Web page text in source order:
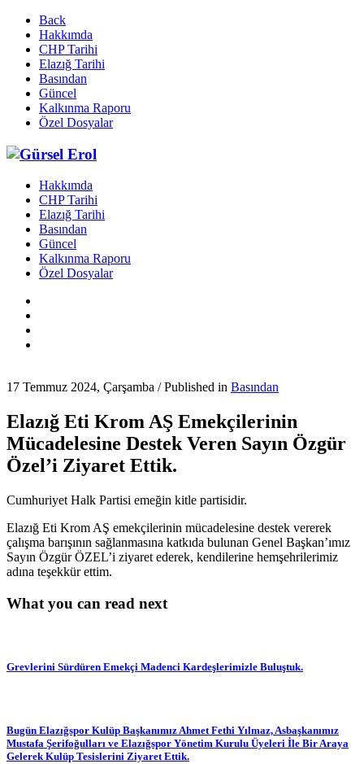
Back
Hakkımda
CHP Tarihi
Elazığ Tarihi
Basından
Güncel
Kalkınma Raporu
Özel Dosyalar
Hakkımda
CHP Tarihi
Elazığ Tarihi
Basından
Güncel
Kalkınma Raporu
Özel Dosyalar
17 Temmuz 2024, Çarşamba /Published in Basından
Elazığ Eti Krom AŞ Emekçilerinin
Mücadelesine Destek Veren Sayın Özgür
Özel’i Ziyaret Ettik.
Cumhuriyet Halk Partisi emeğin kitle partisidir.
Elazığ Eti Krom AŞ emekçilerinin mücadelesine destek vererek
çalışma barışının sağlanmasına katkıda bulunan Genel Başkan’ımız
Sayın Özgür ÖZEL’i ziyaret ederek, kendilerine hemşehrilerimiz
adına teşekkür ettim.
What you can read next
Grevlerini Sürdüren Emekçi Madenci Kardeşlerimizle Buluştuk.
Bugün Elazığspor Kulüp Başkanımız Ahmet Fethi Yılmaz, Asbaşkanımız
Mustafa Şerifoğulları ve Elazığspor Yönetim Kurulu Üyeleri İle Bir Araya
Gelerek Kulüp Tesislerini Ziyaret Ettik.